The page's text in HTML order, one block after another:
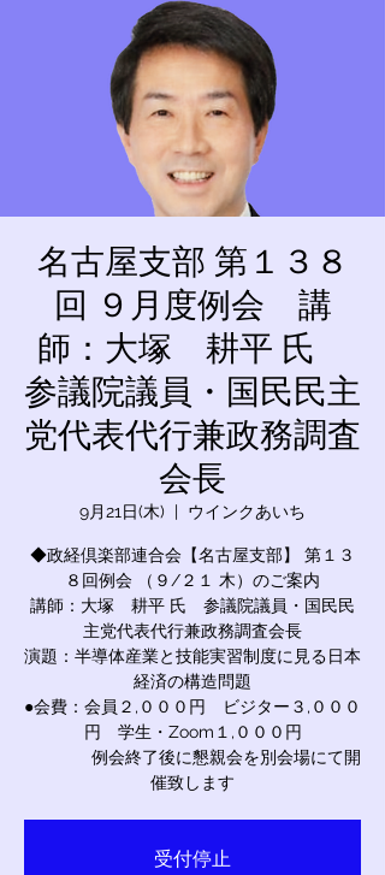
名古屋支部 第１３８
回 ９月度例会 講
師：大塚 耕平 氏
参議院議員・国民民主
党代表代行兼政務調査
会長
9月21日(木)
  |
ウインクあいち
◆政経倶楽部連合会【名古屋支部】 第１３
８回例会 （９/２１ 木）のご案内
講師：大塚 耕平 氏 参議院議員・国民民
主党代表代行兼政務調査会長
演題：半導体産業と技能実習制度に見る日本
経済の構造問題
●会費：会員２,０００円 ビジター３,０００
円 学生・Zoom１,０００円
例会終了後に懇親会を別会場にて開
催致します
受付停止